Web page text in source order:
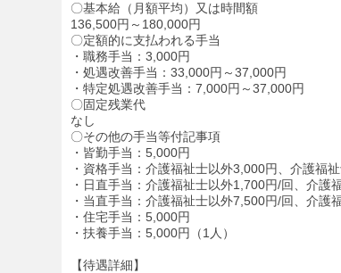
〇基本給（月額平均）又は時間額
136,500円～180,000円
〇定額的に支払われる手当
・職務手当：3,000円
・処遇改善手当：33,000円～37,000円
・特定処遇改善手当：7,000円～37,000円
〇固定残業代
なし
〇その他の手当等付記事項
・皆勤手当：5,000円
・資格手当：介護福祉士以外3,000円、介護福
・日直手当：介護福祉士以外1,700円/回、介護
・当直手当：介護福祉士以外7,500円/回、介護
・住宅手当：5,000円
・扶養手当：5,000円（1人）
【待遇詳細】